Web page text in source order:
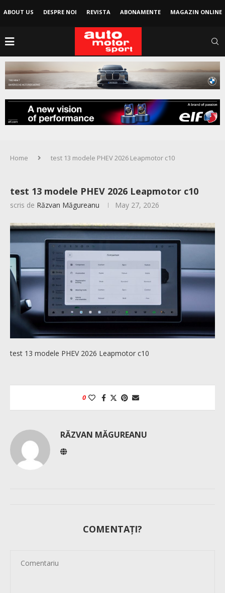
ABOUT US DESPRE NOI REVISTA ABONAMENTE MAGAZIN ONLINE
Home test 13 modele PHEV 2026 Leapmotor c10
test 13 modele PHEV 2026 Leapmotor c10
scris de Răzvan Măgureanu May 27, 2026
test 13 modele PHEV 2026 Leapmotor c10
0
RĂZVAN MĂGUREANU
COMENTAȚI?